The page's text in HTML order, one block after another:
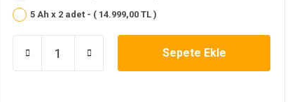
5 Ah x 2 adet - ( 14.999,00 TL )
Sepete Ekle